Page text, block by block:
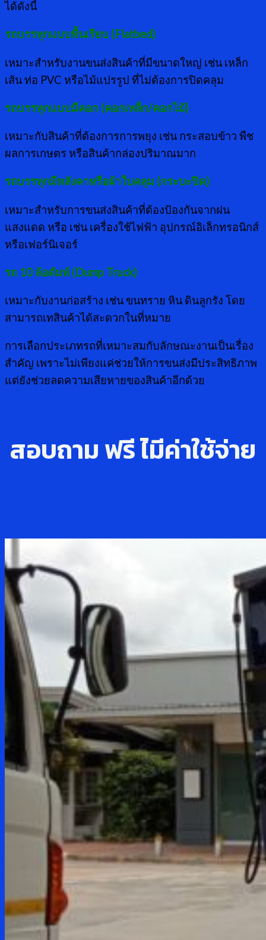
ได้ดังนี้
รถบรรทุกแบบพื้นเรียบ (Flatbed)
เหมาะสำหรับงานขนส่งสินค้าที่มีขนาดใหญ่ เช่น เหล็ก
เส้น ท่อ PVC หรือไม้แปรรูป ที่ไม่ต้องการปิดคลุม
รถบรรทุกแบบมีคอก (คอกเหล็ก/คอกไม้)
เหมาะกับสินค้าที่ต้องการการพยุง เช่น กระสอบข้าว พืช
ผลการเกษตร หรือสินค้ากล่องปริมาณมาก
รถบรรทุกมีหลังคาหรือผ้าใบคลุม (กระบะปิด)
เหมาะสำหรับการขนส่งสินค้าที่ต้องป้องกันจากฝน
แสงแดด หรือ เช่น เครื่องใช้ไฟฟ้า อุปกรณ์อิเล็กทรอนิกส์
หรือเฟอร์นิเจอร์
รถ 10 ล้อดัมพ์ (Dump Truck)
เหมาะกับงานก่อสร้าง เช่น ขนทราย หิน ดินลูกรัง โดย
สามารถเทสินค้าได้สะดวกในที่หมาย
การเลือกประเภทรถที่เหมาะสมกับลักษณะงานเป็นเรื่อง
สำคัญ เพราะไม่เพียงแค่ช่วยให้การขนส่งมีประสิทธิภาพ
แต่ยังช่วยลดความเสียหายของสินค้าอีกด้วย
สอบถาม ฟรี ไ่มีค่าใช้จ่าย